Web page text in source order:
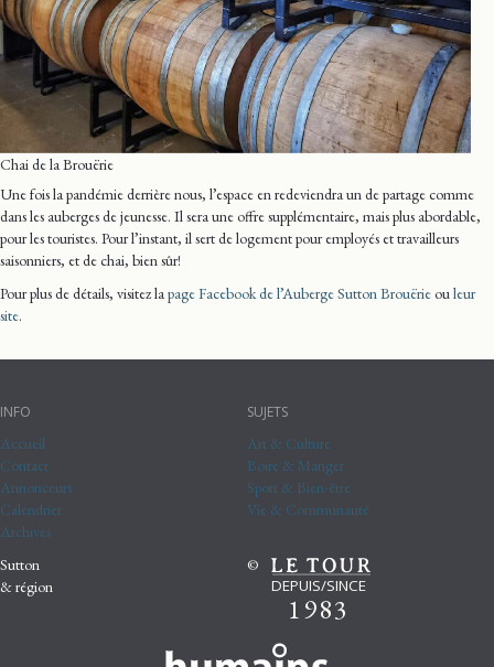
Chai de la Brouërie
Une fois la pandémie derrière nous, l’espace en redeviendra un de partage comme
dans les auberges de jeunesse. Il sera une offre supplémentaire, mais plus abordable,
pour les touristes. Pour l’instant, il sert de logement pour employés et travailleurs
saisonniers, et de chai, bien sûr!
Pour plus de détails, visitez lapage Facebook de l’Auberge Sutton Brouërieouleur
site.
INFO
Accueil
Contact
Annonceurs
Calendrier
Archives
SUJETS
Art & Culture
Boire & Manger
Sport & Bien-être
Vie & Communauté
Sutton
& région
©
DEPUIS/SINCE
1983